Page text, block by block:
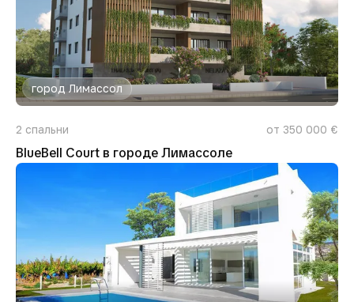
город Лимассол
2 спальни от 350 000 €
BlueBell Court в городе Лимассоле